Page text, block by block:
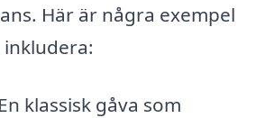
Här är några exempel
klassisk gåva som